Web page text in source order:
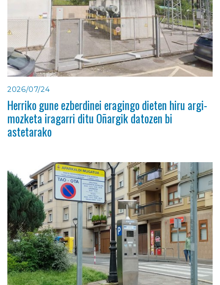
2026/07/24
Herriko gune ezberdinei eragingo dieten hiru argi-
mozketa iragarri ditu Oñargik datozen bi
astetarako